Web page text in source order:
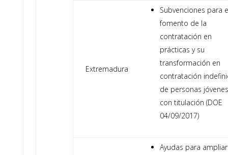
Extremadura
Subvenciones para
fomento de la
contratación en
prácticas y su
transformación en
contratación
de personas jóvenes
con titulación (DOE
04/09/2017)
Ayudas para